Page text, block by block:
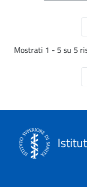
Mostrati 1 - 5 su 5